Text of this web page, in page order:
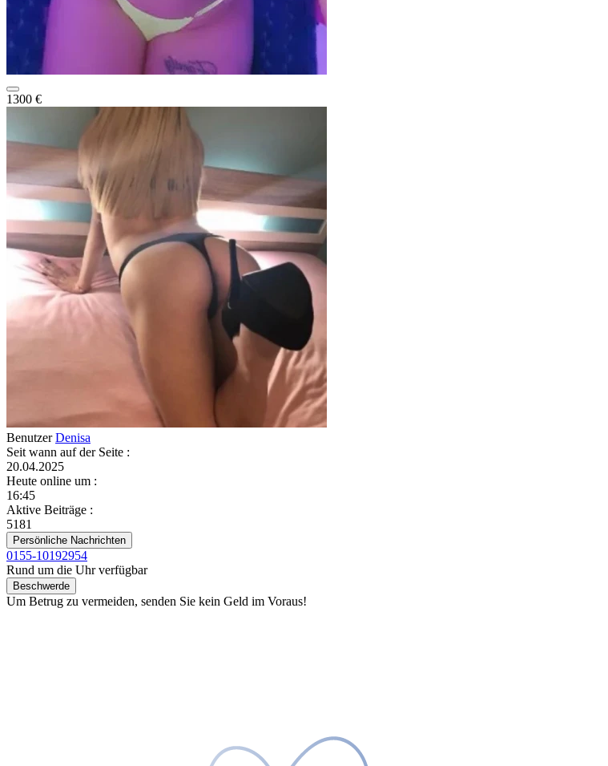
1300 €
BenutzerDenisa
Seit wann auf der Seite :
20.04.2025
Heute online um :
16:45
Aktive Beiträge :
5181
Persönliche Nachrichten
0155-10192954
Rund um die Uhr verfügbar
Beschwerde
Um Betrug zu vermeiden, senden Sie kein Geld im Voraus!